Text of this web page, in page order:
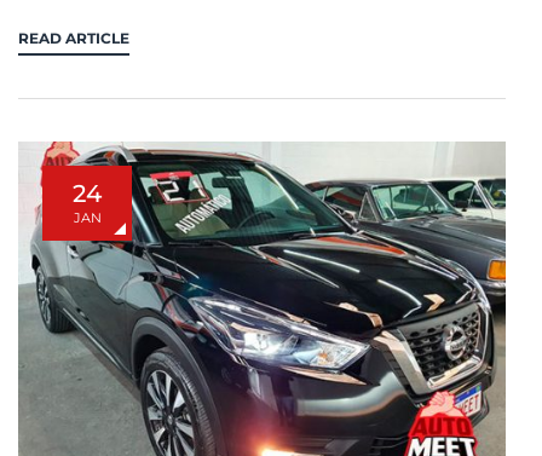
READ ARTICLE
24
JAN